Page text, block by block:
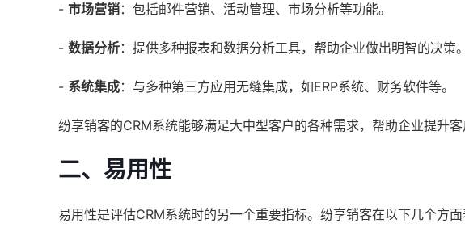
- 市场营销：包括邮件营销、活动管理、市场分析等功能。
- 数据分析：提供多种报表和数据分析工具，帮助企业做出明智的决策。
- 系统集成：与多种第三方应用无缝集成，如ERP系统、财务软件等。
纷享销客的CRM系统能够满足大中型客户的各种需求，帮助企业提升客
二、易用性
易用性是评估CRM系统时的另一个重要指标。纷享销客在以下几个方面